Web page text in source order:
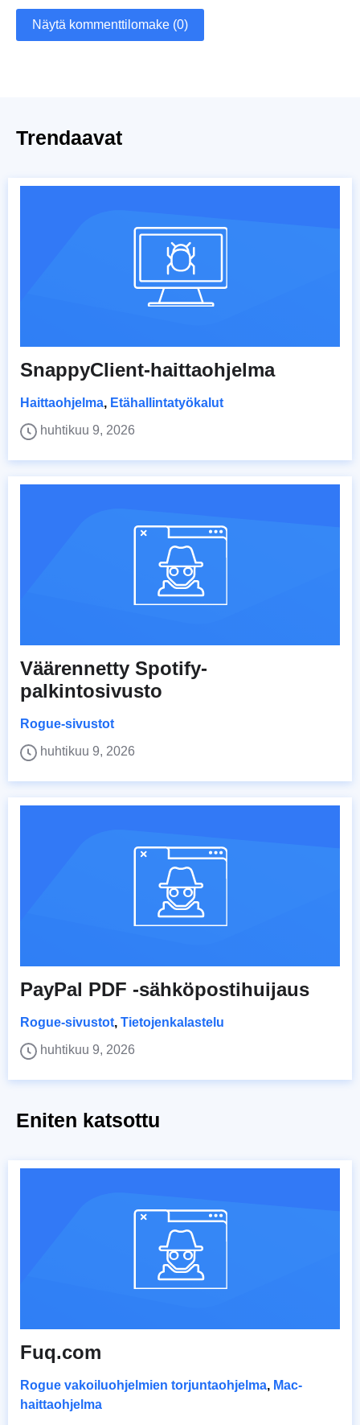
Näytä kommenttilomake (0)
Trendaavat
SnappyClient-haittaohjelma
Haittaohjelma, Etähallintatyökalut
huhtikuu 9, 2026
Väärennetty Spotify-
palkintosivusto
Rogue-sivustot
huhtikuu 9, 2026
PayPal PDF -sähköpostihuijaus
Rogue-sivustot, Tietojenkalastelu
huhtikuu 9, 2026
Eniten katsottu
Fuq.com
Rogue vakoiluohjelmien torjuntaohjelma, Mac-
haittaohjelma